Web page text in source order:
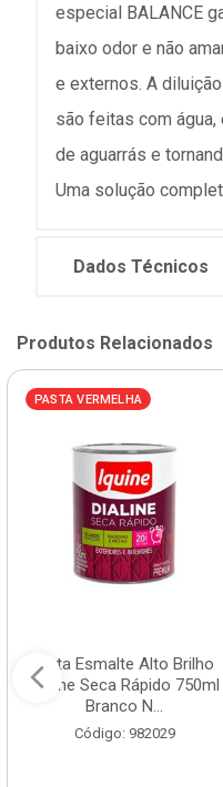
especial BALANCE
baixo odor e não
e externos. A
são feitas com
de aguarrás e
Uma solução
Dados Técnicos
Produtos Relacionados
PASTA VERMELHA
Tinta Esmalte Alto Brilho
Dialine Seca Rápido 750ml
Branco N...
Código: 982029